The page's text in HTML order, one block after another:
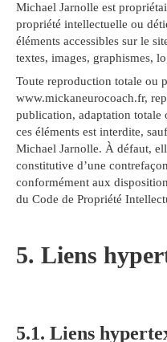
Michael Jarnolle est
propriété intellectuelle ou
éléments accessibles sur le
textes, images, graphismes,
Toute reproduction totale ou
www.mickaneurocoach.fr,
publication, adaptation totale
ces éléments est interdite,
Michael Jarnolle. À défaut,
constitutive d’une
conformément aux
du Code de Propriété
5. Liens
5.1. Liens